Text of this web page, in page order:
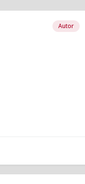
Autor